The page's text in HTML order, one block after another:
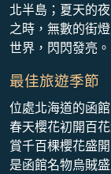
北半島；夏天的
之時，無數的街
世界，閃閃發亮。
最佳旅遊季節
位處北海道的函
春天櫻花初開百
賞千百棵櫻花盛
是函館名物烏賊